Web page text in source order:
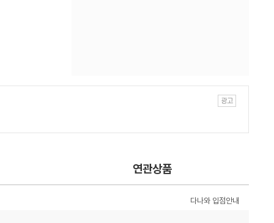
연관상품
다나와 입점안내